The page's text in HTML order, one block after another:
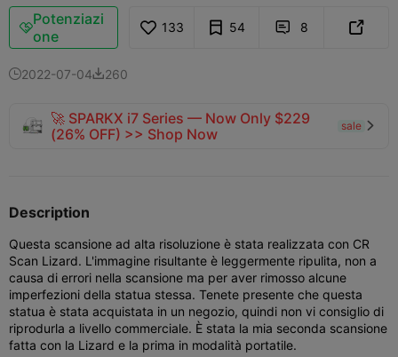
Potenziazi
one
133 54  8 
2022-07-04260
🚀 SPARKX i7 Series — Now Only $229
(26% OFF) >> Shop Now
sale 
Description
Questa scansione ad alta risoluzione è stata realizzata con CR
Scan Lizard. L'immagine risultante è leggermente ripulita, non a
causa di errori nella scansione ma per aver rimosso alcune
imperfezioni della statua stessa. Tenete presente che questa
statua è stata acquistata in un negozio, quindi non vi consiglio di
riprodurla a livello commerciale. È stata la mia seconda scansione
fatta con la Lizard e la prima in modalità portatile.